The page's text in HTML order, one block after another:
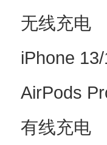
无线充电
iPhone 13/
AirPods
有线充电